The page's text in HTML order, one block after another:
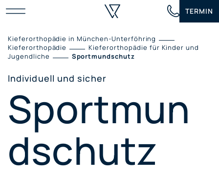
Inhalt
TERMIN
Kieferorthopädie in München-Unterföhring
Kieferorthopädie
Kieferorthopädie für Kinder und
Jugendliche
Sportmundschutz
Individuell und sicher
Sportmun
dschutz